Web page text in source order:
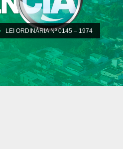
LEI ORDINÁRIA Nº 0145 – 1974